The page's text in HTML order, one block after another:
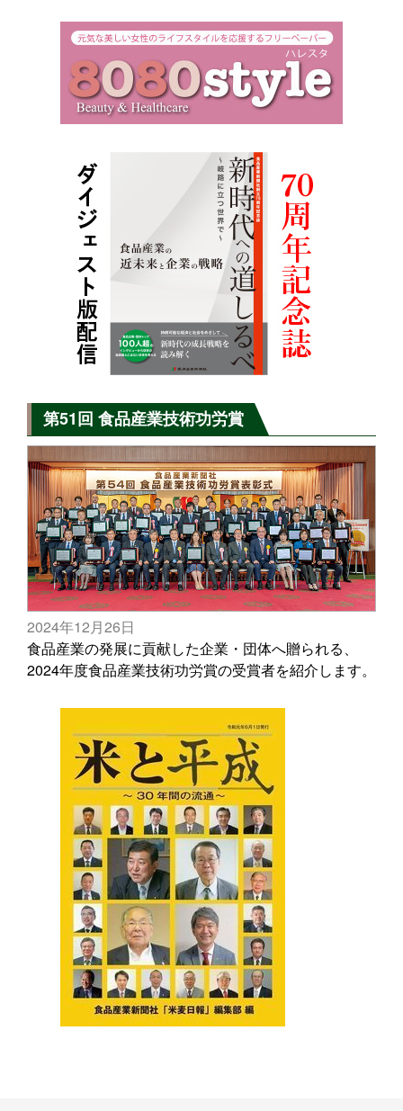
第51回 食品産業技術功労賞
2024年12月26日
食品産業の発展に貢献した企業・団体へ贈られる、
2024年度食品産業技術功労賞の受賞者を紹介します。